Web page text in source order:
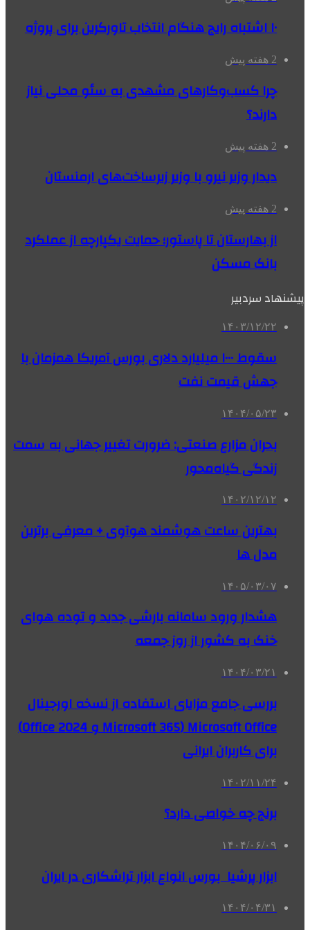
۱۰ اشتباه رایج هنگام انتخاب تاورکرین برای پروژه
2 هفته پیش
چرا کسب‌وکارهای مشهدی به سئو محلی نیاز
دارند؟
2 هفته پیش
دیدار وزیر نیرو با وزیر زیرساخت‌های ارمنستان
2 هفته پیش
از بهارستان تا پاستور؛ حمایت یکپارچه از عملکرد
بانک مسکن
پیشنهاد سردبیر
۱۴۰۳/۱۲/۲۲
سقوط ۱۰۰۰ میلیارد دلاری بورس آمریکا همزمان با
جهش قیمت نفت
۱۴۰۴/۰۵/۲۳
بحران مزارع صنعتی: ضرورت تغییر جهانی به سمت
زندگی گیاه‌محور
۱۴۰۲/۱۲/۱۲
بهترین ساعت هوشمند هوآوی + معرفی برترین
مدل ها
۱۴۰۵/۰۳/۰۷
هشدار ورود سامانه بارشی جدید و توده هوای
خنک به کشور از روز جمعه
۱۴۰۴/۰۳/۲۱
بررسی جامع مزایای استفاده از نسخه‌ اورجینال
Microsoft Office (Microsoft 365 و Office 2024)
برای کاربران ایرانی
۱۴۰۲/۱۱/۲۴
برنج چه خواصی دارد؟
۱۴۰۴/۰۶/۰۹
ابزار پرشیا بورس انواع ابزار تراشکاری در ایران
۱۴۰۴/۰۴/۳۱